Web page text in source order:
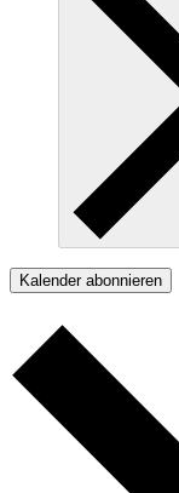
Kalender abonnieren